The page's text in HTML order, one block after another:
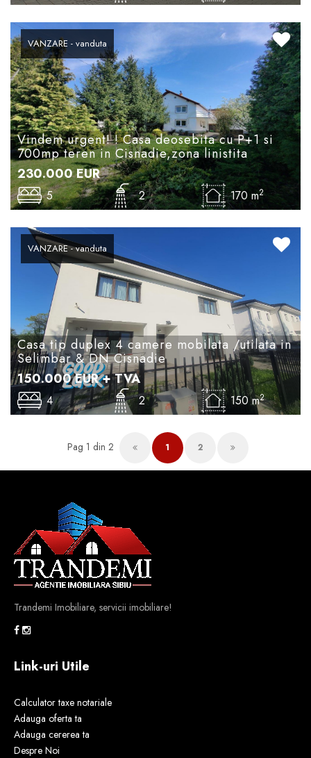
VANZARE - vanduta
Vindem urgent! ! Casa deosebita cu P+1 si
700mp teren in Cisnadie,zona linistita
230.000EUR
5 2 170 m2
VANZARE - vanduta
Casa tip duplex 4 camere mobilata /utilata in
Selimbar & DN Cisnadie
150.000EUR+ TVA
4 2 150 m2
Pag 1 din 2 1 2
Trandemi Imobiliare, servicii imobiliare!
Link-uri Utile
Calculator taxe notariale
Adauga oferta ta
Adauga cererea ta
Despre Noi